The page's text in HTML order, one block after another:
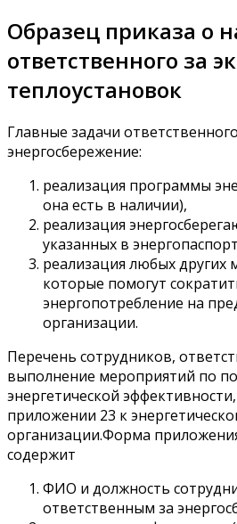
Образец приказа о
ответственного за
теплоустановок
Главные задачи
энергосбережение:
реализация программы
она есть в наличии),
реализация
указанных в
реализация любых других
которые помогут
энергопотребление на
организации.
Перечень сотрудников,
выполнение мероприятий по
энергетической
приложении 23 к
организации.Форма
содержит
ФИО и должность
ответственным за